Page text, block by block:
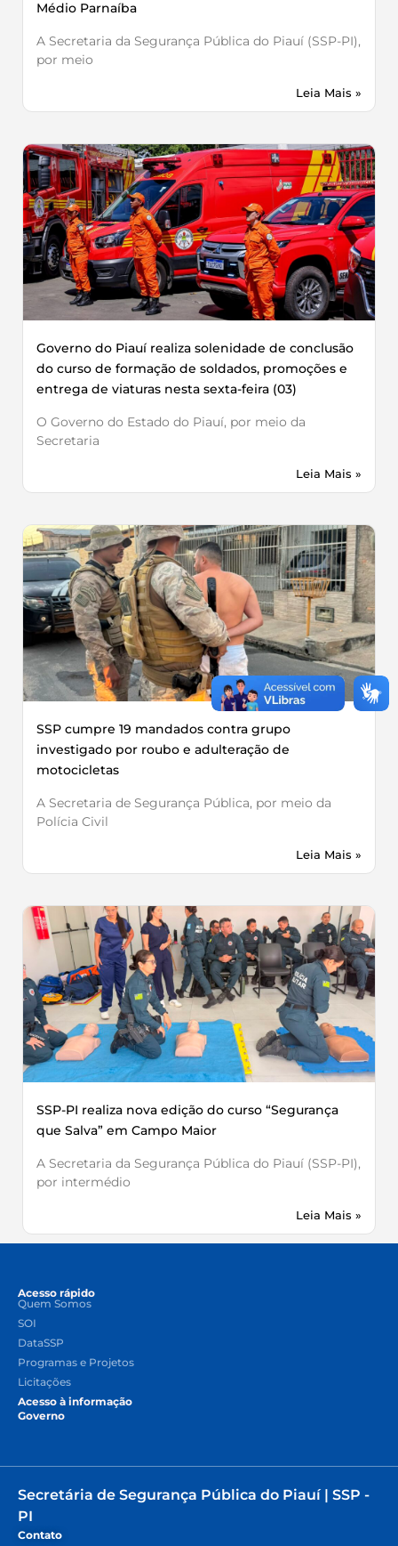
Médio Parnaíba
A Secretaria da Segurança Pública do Piauí (SSP-PI),
por meio
Leia Mais »
Governo do Piauí realiza solenidade de conclusão
do curso de formação de soldados, promoções e
entrega de viaturas nesta sexta-feira (03)
O Governo do Estado do Piauí, por meio da
Secretaria
Leia Mais »
SSP cumpre 19 mandados contra grupo
investigado por roubo e adulteração de
motocicletas
A Secretaria de Segurança Pública, por meio da
Polícia Civil
Leia Mais »
SSP-PI realiza nova edição do curso “Segurança
que Salva” em Campo Maior
A Secretaria da Segurança Pública do Piauí (SSP-PI),
por intermédio
Leia Mais »
Acesso rápido
Quem Somos
SOI
DataSSP
Programas e Projetos
Licitações
Acesso à informação
Governo
Secretária de Segurança Pública do Piauí | SSP -
PI
Contato